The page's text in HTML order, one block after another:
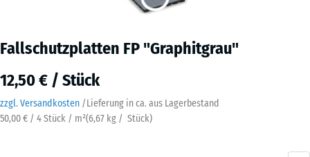
Fallschutzplatten FP "Graphitgrau"
12,50 € / Stück
zzgl. Versandkosten /Lieferung in ca. aus Lagerbestand
50,00 € / 4 Stück / m²(6,67 kg / Stück)